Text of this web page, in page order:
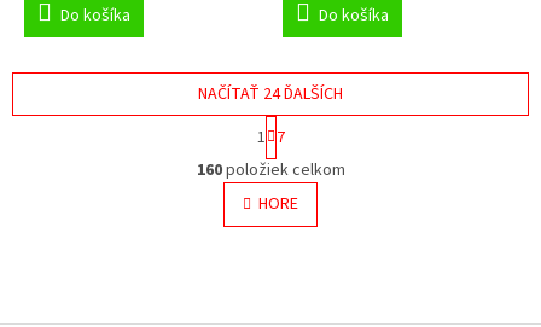
Do košíka
Do košíka
O
v
l
á
i
NAČÍTAŤ 24 ĎALŠÍCH
S
t
r
á
n
k
1 7
160položiek celkom
HORE